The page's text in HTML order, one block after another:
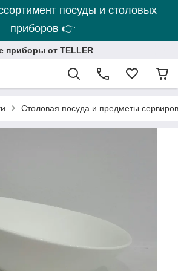
посуды и столовых
приборов 👉
приборы от TELLER
Столовая посуда и предметы